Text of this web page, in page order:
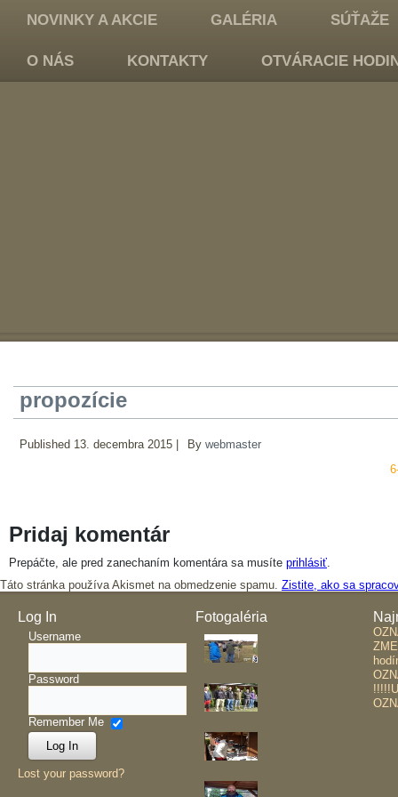
NOVINKY A AKCIE GALÉRIA SÚŤAŽE
O NÁS KONTAKTY OTVÁRACIE
propozície
Published 13. decembra 2015 By webmaster
Pridaj komentár
Prepáčte, ale pred zanechaním komentára sa musíte prihlásiť.
Táto stránka používa Akismet na obmedzenie spamu. Zistite, ako sa
Log In
Username
Password
Remember Me
Lost your password?
Fotogaléria